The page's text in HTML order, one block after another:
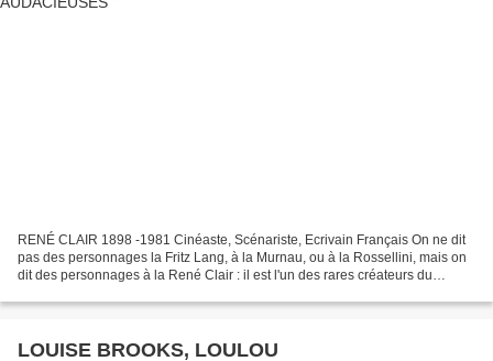
RENÉ CLAIR 1898 -1981 Cinéaste, Scénariste, Ecrivain Français On ne dit
pas des personnages la Fritz Lang, à la Murnau, ou à la Rossellini, mais on
dit des personnages à la René Clair : il est l'un des rares créateurs du
LOUISE BROOKS, LOULOU